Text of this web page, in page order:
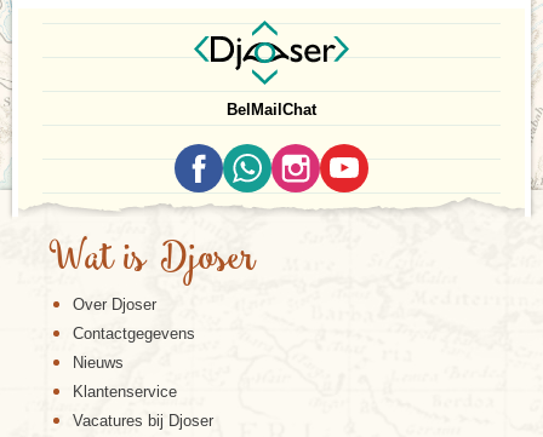
Bel Mail Chat
Wat is Djoser
Over Djoser
Contactgegevens
Nieuws
Klantenservice
Vacatures bij Djoser